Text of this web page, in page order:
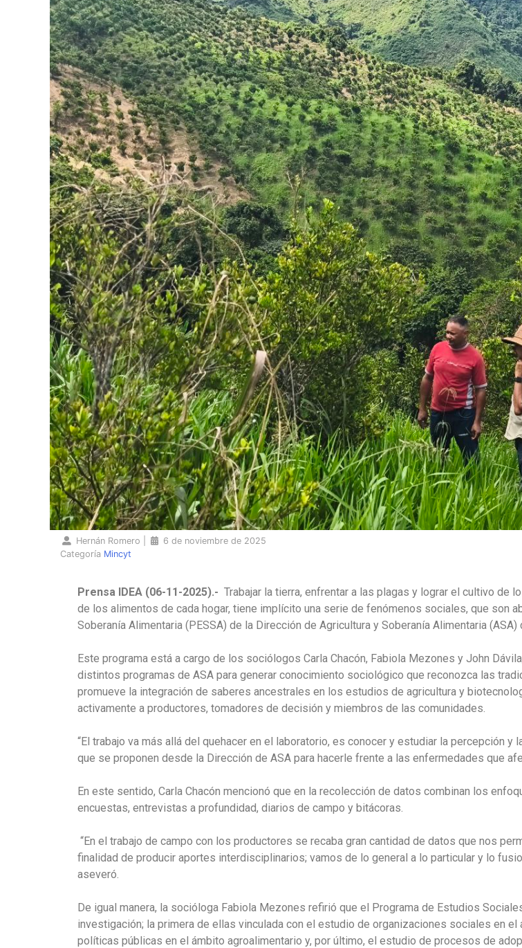
Hernán Romero
6 de noviembre de 2025
Categoría Mincyt
Prensa IDEA (06-11-2025).- Trabajar la tierra, enfrentar a las plagas y lograr el cultivo de
de los alimentos de cada hogar, tiene implícito una serie de fenómenos sociales, que son
Soberanía Alimentaria (PESSA) de la Dirección de Agricultura y Soberanía Alimentaria
Este programa está a cargo de los sociólogos Carla Chacón, Fabiola Mezones y John
distintos programas de ASA para generar conocimiento sociológico que reconozca las
promueve la integración de saberes ancestrales en los estudios de agricultura y
activamente a productores, tomadores de decisión y miembros de las comunidades.
“El trabajo va más allá del quehacer en el laboratorio, es conocer y estudiar la percepción
que se proponen desde la Dirección de ASA para hacerle frente a las enfermedades que
En este sentido, Carla Chacón mencionó que en la recolección de datos combinan los
encuestas, entrevistas a profundidad, diarios de campo y bitácoras.
“En el trabajo de campo con los productores se recaba gran cantidad de datos que nos
finalidad de producir aportes interdisciplinarios; vamos de lo general a lo particular y lo
aseveró.
De igual manera, la socióloga Fabiola Mezones refirió que el Programa de Estudios
investigación; la primera de ellas vinculada con el estudio de organizaciones sociales en
políticas públicas en el ámbito agroalimentario y, por último, el estudio de procesos de